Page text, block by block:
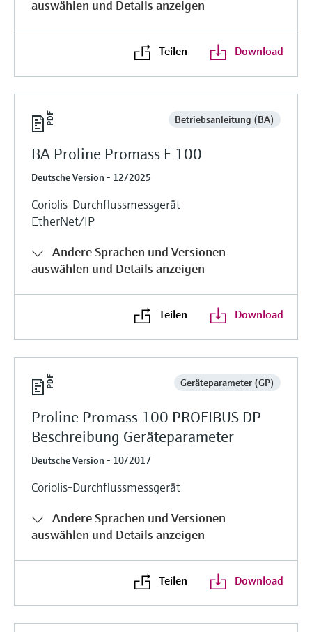
auswählen und Details anzeigen
Teilen Download
Betriebsanleitung (BA)
BA Proline Promass F 100
Deutsche Version - 12/2025
Coriolis-Durchflussmessgerät
EtherNet/IP
Andere Sprachen und Versionen
auswählen und Details anzeigen
Teilen Download
Geräteparameter (GP)
Proline Promass 100 PROFIBUS DP
Beschreibung Geräteparameter
Deutsche Version - 10/2017
Coriolis-Durchflussmessgerät
Andere Sprachen und Versionen
auswählen und Details anzeigen
Teilen Download